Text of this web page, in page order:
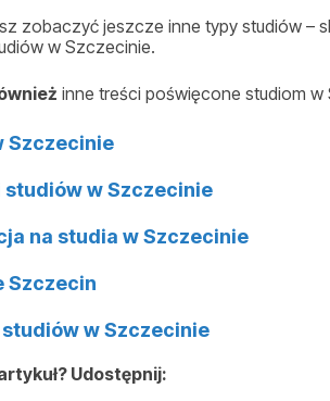
zobaczyć jeszcze inne typy studiów –
w Szczecinie.
inne treści poświęcone studiom w
Szczecinie
studiów w Szczecinie
na studia w Szczecinie
Szczecin
studiów w Szczecinie
Udostępnij: